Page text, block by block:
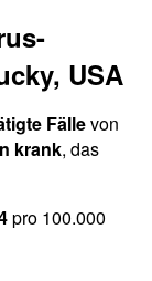
USA
Fällevon
krank, das
pro 100.000